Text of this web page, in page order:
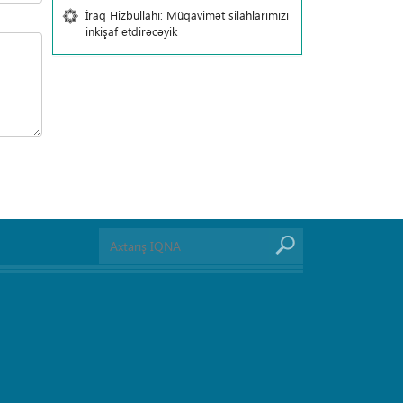
İraq Hizbullahı: Müqavimət silahlarımızı
inkişaf etdirəcəyik